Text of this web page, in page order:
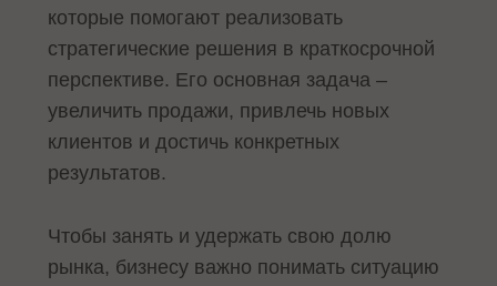
которые помогают реализовать
стратегические решения в краткосрочной
перспективе. Его основная задача –
увеличить продажи, привлечь новых
клиентов и достичь конкретных
результатов.
Чтобы занять и удержать свою долю
рынка, бизнесу важно понимать ситуацию